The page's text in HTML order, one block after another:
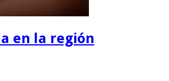
en la región